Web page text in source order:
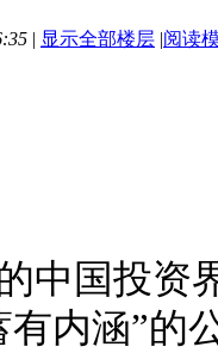
| 显示全部楼层 |阅读
中国投资
有内涵”的